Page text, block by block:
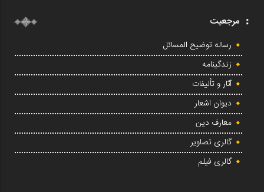
مرجعیت
رساله توضیح المسائل
زندگینامه
آثار و تألیفات
دیوان اشعار
معارف دین
گالری تصاویر
گالری فیلم